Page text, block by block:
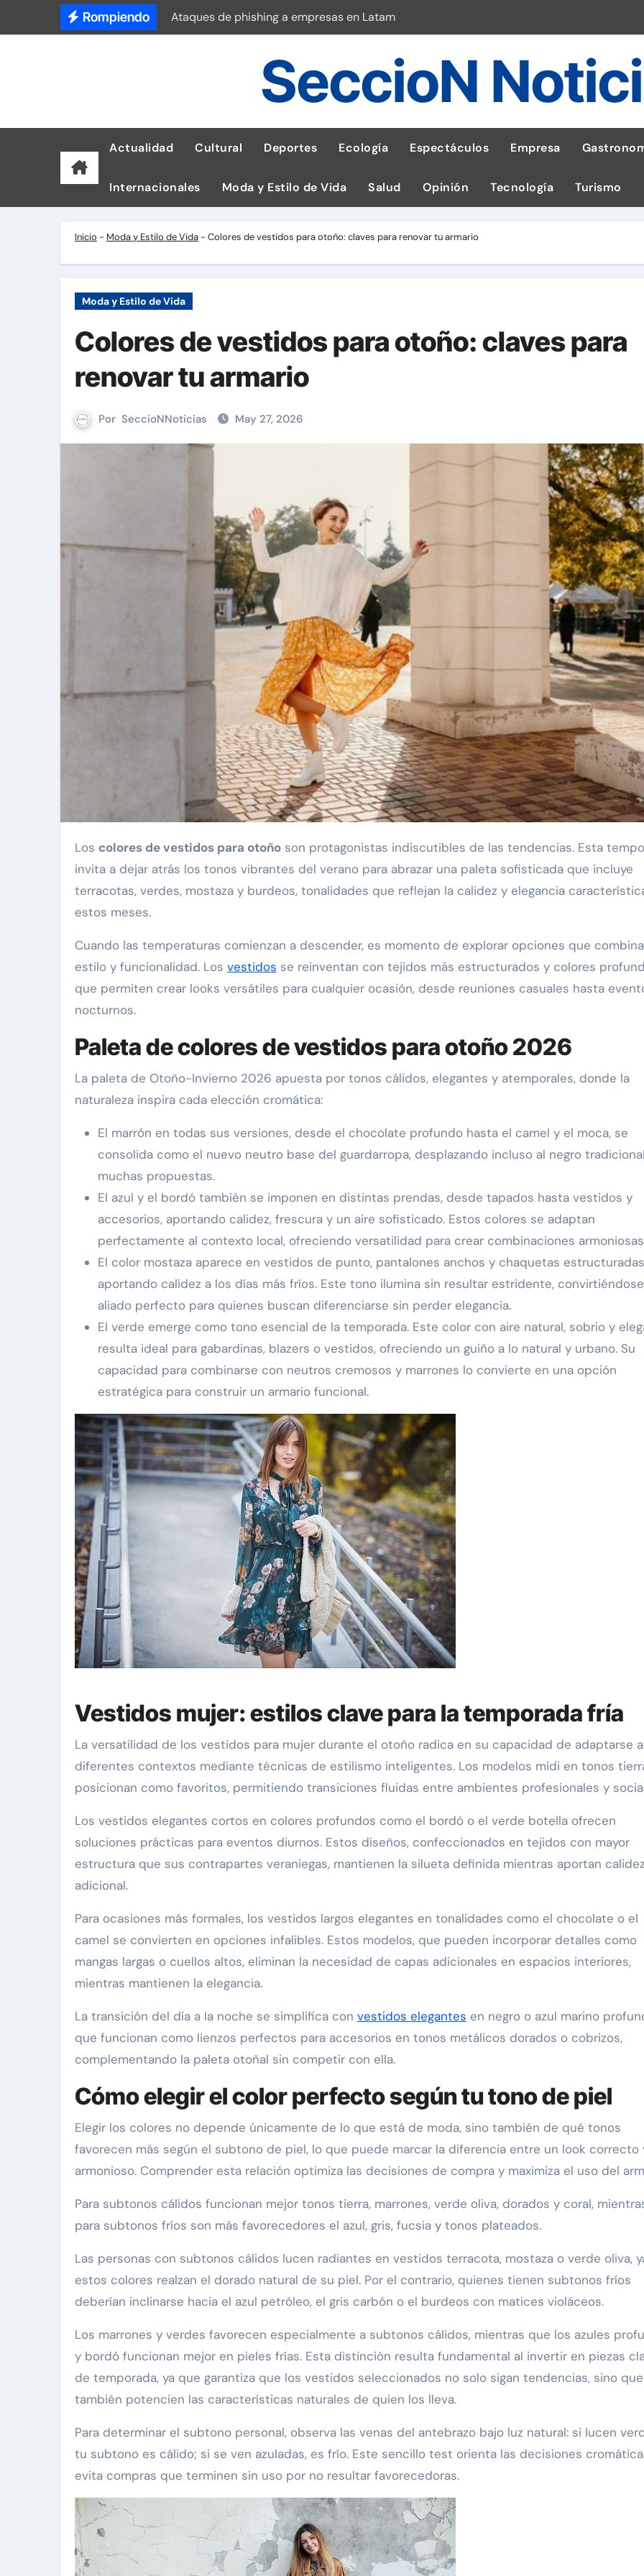
Rompiendo
Ataques de phishing a empresas en Latam
Prevención y riesgos del cáncer de hígado
Tetra Pak reduce un 56% de emisiones de GEI en sus operaciones
Recuperación de línea tras robo de celular según OSIPTEL
Universitario vs Sporting Cristal: ¡Descarga la app de Meridianbet y gana una jugada gratis
Tiempos de exportación en el Perú
SeccioN
Actualidad Cultural Deportes Ecología Espectáculos Empresa
Internacionales Moda y Estilo de Vida Salud Opinión Tecnología Turismo
Inicio - Moda y Estilo de Vida - Colores de vestidos para otoño: claves para renovar tu armario
Moda y Estilo de Vida
Colores de vestidos para otoño: claves para
renovar tu armario
Por SeccioNNoticias May 27, 2026
Los colores de vestidos para otoño son protagonistas indiscutibles de las tendencias. Esta
invita a dejar atrás los tonos vibrantes del verano para abrazar una paleta sofisticada que incluye
terracotas, verdes, mostaza y burdeos, tonalidades que reflejan la calidez y elegancia
estos meses.
Cuando las temperaturas comienzan a descender, es momento de explorar opciones que
estilo y funcionalidad. Los vestidos se reinventan con tejidos más estructurados y colores
que permiten crear looks versátiles para cualquier ocasión, desde reuniones casuales hasta
nocturnos.
Paleta de colores de vestidos para otoño 2026
La paleta de Otoño-Invierno 2026 apuesta por tonos cálidos, elegantes y atemporales, donde la
naturaleza inspira cada elección cromática:
El marrón en todas sus versiones, desde el chocolate profundo hasta el camel y el moca, se
consolida como el nuevo neutro base del guardarropa, desplazando incluso al negro
muchas propuestas.
El azul y el bordó también se imponen en distintas prendas, desde tapados hasta vestidos y
accesorios, aportando calidez, frescura y un aire sofisticado. Estos colores se adaptan
perfectamente al contexto local, ofreciendo versatilidad para crear combinaciones
El color mostaza aparece en vestidos de punto, pantalones anchos y chaquetas
aportando calidez a los días más fríos. Este tono ilumina sin resultar estridente,
aliado perfecto para quienes buscan diferenciarse sin perder elegancia.
El verde emerge como tono esencial de la temporada. Este color con aire natural, sobrio y
resulta ideal para gabardinas, blazers o vestidos, ofreciendo un guiño a lo natural y urbano. Su
capacidad para combinarse con neutros cremosos y marrones lo convierte en una opción
estratégica para construir un armario funcional.
Vestidos mujer: estilos clave para la temporada fría
La versatilidad de los vestidos para mujer durante el otoño radica en su capacidad de adaptarse a
diferentes contextos mediante técnicas de estilismo inteligentes. Los modelos midi en tonos
posicionan como favoritos, permitiendo transiciones fluidas entre ambientes profesionales y
Los vestidos elegantes cortos en colores profundos como el bordó o el verde botella ofrecen
soluciones prácticas para eventos diurnos. Estos diseños, confeccionados en tejidos con mayor
estructura que sus contrapartes veraniegas, mantienen la silueta definida mientras aportan calidez
adicional.
Para ocasiones más formales, los vestidos largos elegantes en tonalidades como el chocolate o el
camel se convierten en opciones infalibles. Estos modelos, que pueden incorporar detalles como
mangas largas o cuellos altos, eliminan la necesidad de capas adicionales en espacios interiores,
mientras mantienen la elegancia.
La transición del día a la noche se simplifica con vestidos elegantes en negro o azul marino
que funcionan como lienzos perfectos para accesorios en tonos metálicos dorados o cobrizos,
complementando la paleta otoñal sin competir con ella.
Cómo elegir el color perfecto según tu tono de piel
Elegir los colores no depende únicamente de lo que está de moda, sino también de qué tonos
favorecen más según el subtono de piel, lo que puede marcar la diferencia entre un look correcto
armonioso. Comprender esta relación optimiza las decisiones de compra y maximiza el uso del
Para subtonos cálidos funcionan mejor tonos tierra, marrones, verde oliva, dorados y coral,
para subtonos fríos son más favorecedores el azul, gris, fucsia y tonos plateados.
Las personas con subtonos cálidos lucen radiantes en vestidos terracota, mostaza o verde oliva,
estos colores realzan el dorado natural de su piel. Por el contrario, quienes tienen subtonos fríos
deberían inclinarse hacia el azul petróleo, el gris carbón o el burdeos con matices violáceos.
Los marrones y verdes favorecen especialmente a subtonos cálidos, mientras que los azules
y bordó funcionan mejor en pieles frías. Esta distinción resulta fundamental al invertir en piezas
de temporada, ya que garantiza que los vestidos seleccionados no solo sigan tendencias, sino que
también potencien las características naturales de quien los lleva.
Para determinar el subtono personal, observa las venas del antebrazo bajo luz natural: si lucen
tu subtono es cálido; si se ven azuladas, es frío. Este sencillo test orienta las decisiones
evita compras que terminen sin uso por no resultar favorecedoras.